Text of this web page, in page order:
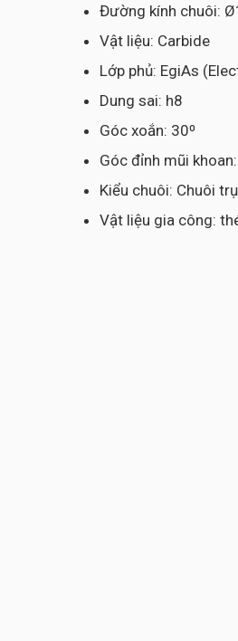
Đường kính chuôi:
Vật liệu: Carbide
Lớp phủ: EgiAs
Dung sai: h8
Góc xoắn: 30⁰
Góc đỉnh mũi
Kiểu chuôi: Chuôi trụ
Vật liệu gia công: